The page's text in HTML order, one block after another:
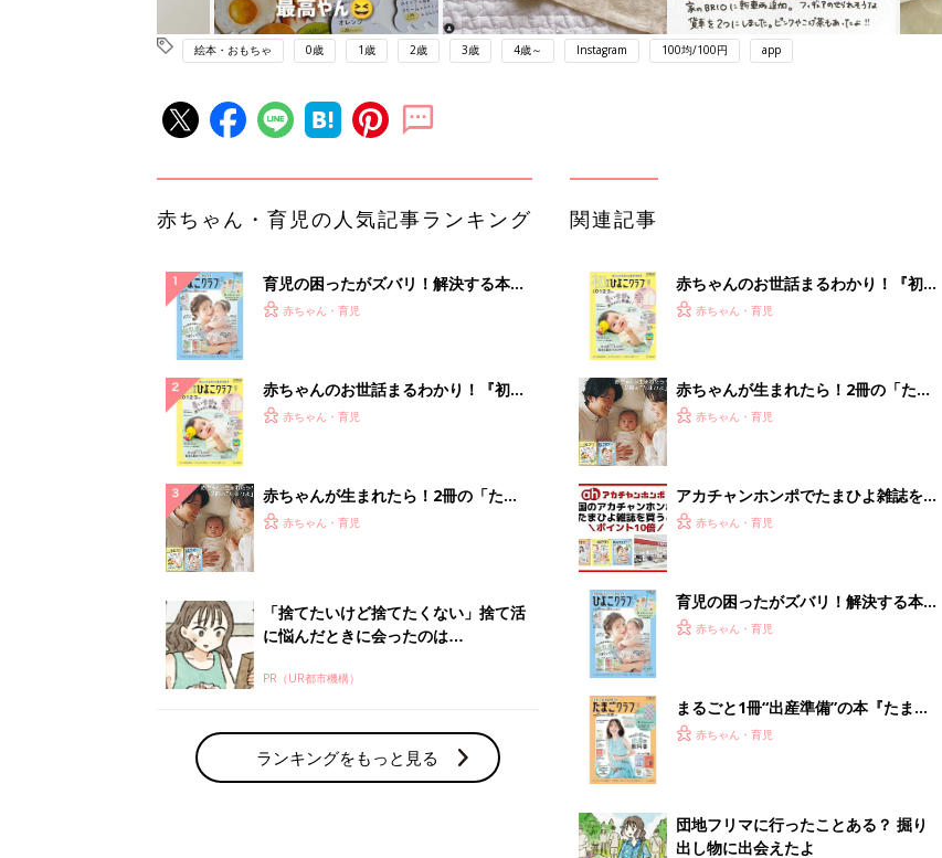
絵本・おもちゃ 0歳 1歳 2歳 3歳 4歳～ Instagram 100均/100円 app
赤ちゃん・育児の人気記事ランキング
育児の困ったがズバリ！解決する本
『ひよこクラブ 夏号』 4カ月～2才
赤ちゃん・育児
赤ちゃんのお世話まるわかり！『初め
てのひよこクラブ 夏号』〈巻頭大特
赤ちゃん・育児
赤ちゃんが生まれたら！2冊の「たま
ひよ」
赤ちゃん・育児
「捨てたいけど捨てたくない」捨て活
に悩んだときに会ったのは…
PR（UR都市機構）
ランキングをもっと見る
関連記事
赤ちゃんのお世話まるわかり！『初め
てのひよこクラブ 夏号』〈巻頭大特
赤ちゃん・育児
赤ちゃんが生まれたら！2冊の「たま
ひよ」
赤ちゃん・育児
アカチャンホンポでたまひよ雑誌を買
うとポイント10倍【期間限定】
赤ちゃん・育児
育児の困ったがズバリ！解決する本
『ひよこクラブ 秋号』 4カ月～2才
赤ちゃん・育児
まるごと1冊“出産準備”の本『たまご
クラブ 夏号』〈スペシャル大特集〉
赤ちゃん・育児
団地フリマに行ったことある？ 掘り
出し物に出会えたよ